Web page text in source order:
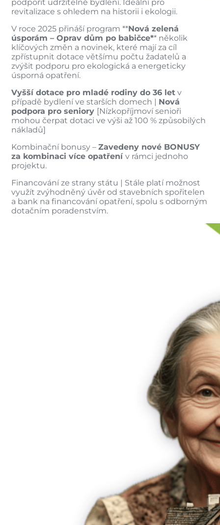
podpořit udržitelné bydlení. Ideální pro
revitalizace s ohledem na historii i ekologii.
V roce 2025 přináší program **Nová zelená
úsporám – Oprav dům po babičce** několik
klíčových změn a novinek, které mají za cíl
zpřístupnit dotace většímu počtu žadatelů a
zvýšit podporu pro ekologická a energeticky
úsporná opatření.
Vyšší dotace pro mladé rodiny do 36 let v
případě bydlení ve starších domech | Nová
podpora pro seniory [Nízkopříjmoví senioři
mohou čerpat dotaci ve výši až 100 % způsobilých
nákladů]
Kombinační bonusy – Zavedeny nové BONUSY
za kombinaci více opatření v rámci jednoho
projektu.
Financování ze strany státu | Stále platí možnost
využít zvýhodněný úvěr od stavebních spořitelen
a bank na financování opatření, spolu s odborným
dotačním poradenstvím.